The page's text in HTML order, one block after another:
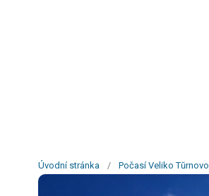
Úvodní stránka / Počasí Veliko Tŭrnovo